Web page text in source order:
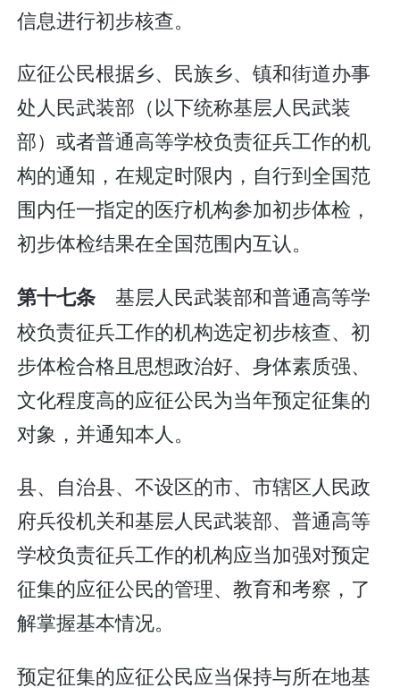
信息进行初步核查。
应征公民根据乡、民族乡、镇和街道办事
处人民武装部（以下统称基层人民武装
部）或者普通高等学校负责征兵工作的机
构的通知，在规定时限内，自行到全国范
围内任一指定的医疗机构参加初步体检，
初步体检结果在全国范围内互认。
第十七条 基层人民武装部和普通高等学
校负责征兵工作的机构选定初步核查、初
步体检合格且思想政治好、身体素质强、
文化程度高的应征公民为当年预定征集的
对象，并通知本人。
县、自治县、不设区的市、市辖区人民政
府兵役机关和基层人民武装部、普通高等
学校负责征兵工作的机构应当加强对预定
征集的应征公民的管理、教育和考察，了
解掌握基本情况。
预定征集的应征公民应当保持与所在地基